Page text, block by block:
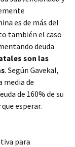
es de más del
también el caso
deuda
son las
. Según Gavekal,
media de
de 160% de su
esperar.
para